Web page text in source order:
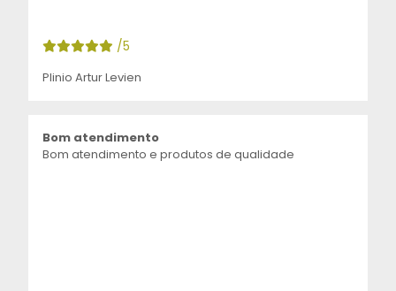
/5
Plinio Artur Levien
Bom atendimento
Bom atendimento e produtos de qualidade